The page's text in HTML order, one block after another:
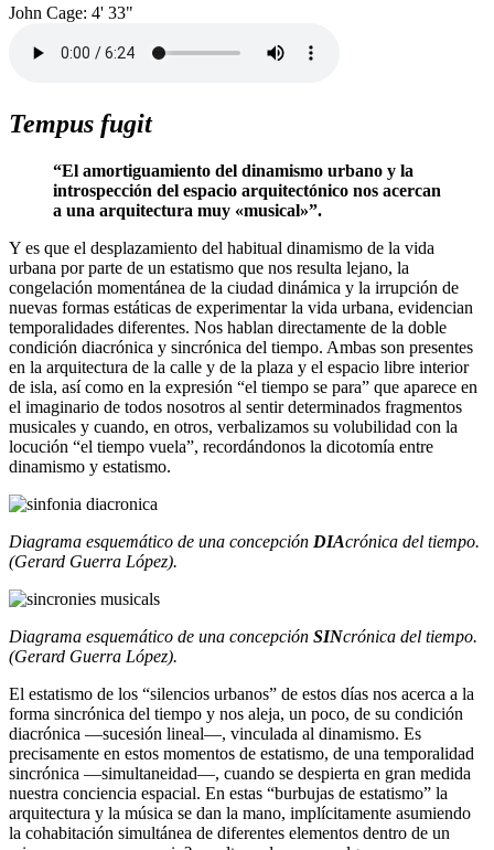
John Cage: 4' 33"
Tempus fugit
“El amortiguamiento del dinamismo urbano y la
introspección del espacio arquitectónico nos acercan
a una arquitectura muy «musical»”.
Y es que el desplazamiento del habitual dinamismo de la vida
urbana por parte de un estatismo que nos resulta lejano, la
congelación momentánea de la ciudad dinámica y la irrupción de
nuevas formas estáticas de experimentar la vida urbana, evidencian
temporalidades diferentes. Nos hablan directamente de la doble
condición diacrónica y sincrónica del tiempo. Ambas son presentes
en la arquitectura de la calle y de la plaza y el espacio libre interior
de isla, así como en la expresión “el tiempo se para” que aparece en
el imaginario de todos nosotros al sentir determinados fragmentos
musicales y cuando, en otros, verbalizamos su volubilidad con la
locución “el tiempo vuela”, recordándonos la dicotomía entre
dinamismo y estatismo.
Diagrama esquemático de una concepción DIAcrónica del tiempo.
(Gerard Guerra López).
Diagrama esquemático de una concepción SINcrónica del tiempo.
(Gerard Guerra López).
El estatismo de los “silencios urbanos” de estos días nos acerca a la
forma sincrónica del tiempo y nos aleja, un poco, de su condición
diacrónica —sucesión lineal—, vinculada al dinamismo. Es
precisamente en estos momentos de estatismo, de una temporalidad
sincrónica —simultaneidad—, cuando se despierta en gran medida
nuestra conciencia espacial. En estas “burbujas de estatismo” la
arquitectura y la música se dan la mano, implícitamente asumiendo
la cohabitación simultánea de diferentes elementos dentro de un